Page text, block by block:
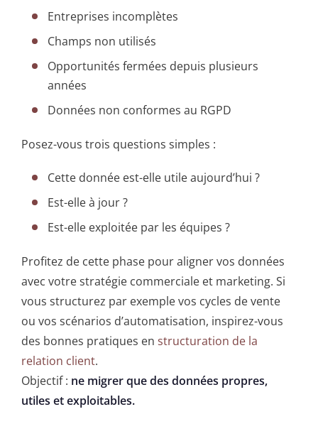
Entreprises incomplètes
Champs non utilisés
Opportunités fermées depuis plusieurs
années
Données non conformes au RGPD
Posez-vous trois questions simples :
Cette donnée est-elle utile aujourd’hui ?
Est-elle à jour ?
Est-elle exploitée par les équipes ?
Profitez de cette phase pour aligner vos données
avec votre stratégie commerciale et marketing. Si
vous structurez par exemple vos cycles de vente
ou vos scénarios d’automatisation, inspirez-vous
des bonnes pratiques en structuration de la
relation client.
Objectif : ne migrer que des données propres,
utiles et exploitables.